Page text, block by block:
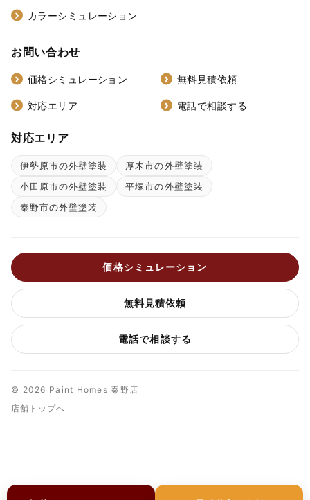
カラーシミュレーション
お問い合わせ
価格シミュレーション 無料見積依頼
対応エリア 電話で相談する
対応エリア
伊勢原市の外壁塗装
厚木市の外壁塗装
小田原市の外壁塗装
平塚市の外壁塗装
秦野市の外壁塗装
価格シミュレーション
無料見積依頼
電話で相談する
© 2026 Paint Homes 秦野店
店舗トップへ